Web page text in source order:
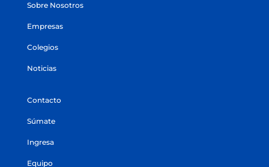
Sobre Nosotros
Empresas
Colegios
Noticias
Contacto
Súmate
Ingresa
Equipo